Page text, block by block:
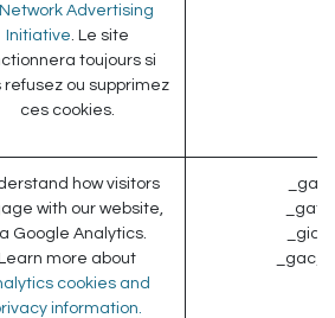
Network Advertising
Initiative. Le site
toujours si
refusez ou supprimez
ces cookies.
how visitors
with our website,
Google Analytics.
Learn more about
cookies and
information.
_ga
_gat
_gid